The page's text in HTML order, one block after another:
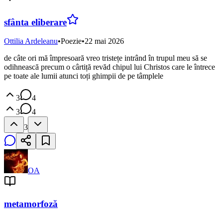
sfânta eliberare
Ottilia Ardeleanu•Poezie•22 mai 2026
de câte ori mă împresoară vreo tristețe intrând în trupul meu să se
odihnească precum o cârtiță revăd chipul lui Christos care le întrece
pe toate ale lumii atunci toți ghimpii de pe tâmplele
3
4
3
4
3
OA
metamorfoză